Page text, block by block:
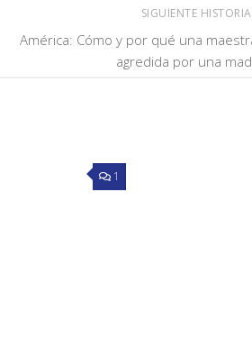
SIGUIENTE HISTORIA
América: Cómo y por qué una
agredida por una
1